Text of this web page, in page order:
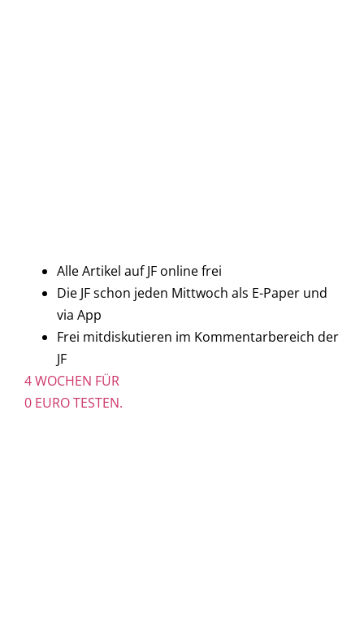
Alle Artikel auf JF online frei
Die JF schon jeden Mittwoch als E-Paper und
via App
Frei mitdiskutieren im Kommentarbereich der
JF
4 WOCHEN FÜR
0 EURO TESTEN.